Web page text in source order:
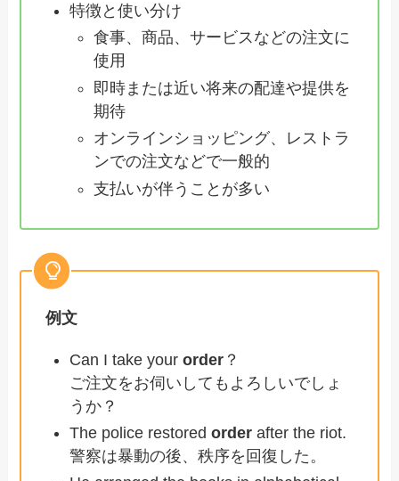
特徴と使い分け
食事、商品、サービスなどの注文に
使用
即時または近い将来の配達や提供を
期待
オンラインショッピング、レストラ
ンでの注文などで一般的
支払いが伴うことが多い
例文
Can I take yourorder ？
ご注文をお伺いしてもよろしいでしょ
うか？
The police restoredorder after the riot.
警察は暴動の後、秩序を回復した。